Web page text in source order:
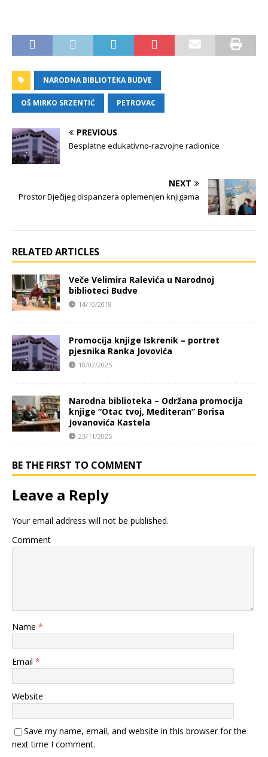
NARODNA BIBLIOTEKA BUDVE
OŠ MIRKO SRZENTIĆ PETROVAC
PREVIOUS
Besplatne edukativno-razvojne radionice
NEXT
Prostor Dječijeg dispanzera oplemenjen knjigama
RELATED ARTICLES
Veče Velimira Ralevića u Narodnoj
biblioteci Budve
14/10/2018
Promocija knjige Iskrenik – portret
pjesnika Ranka Jovovića
18/02/2025
Narodna biblioteka – Održana promocija
knjige “Otac tvoj, Mediteran” Borisa
Jovanovića Kastela
23/11/2025
BE THE FIRST TO COMMENT
Leave a Reply
Your email address will not be published.
Comment
Name *
Email *
Website
Save my name, email, and website in this browser for the
next time I comment.